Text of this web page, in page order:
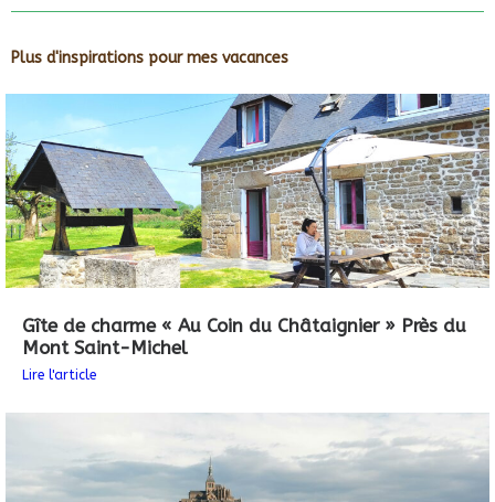
Plus d'inspirations pour mes vacances
Gîte de charme « Au Coin du Châtaignier » Près du
Mont Saint-Michel
Lire l'article